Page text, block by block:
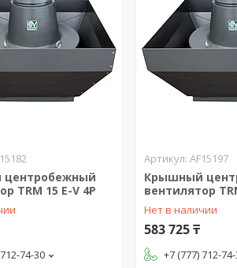
TRM 15 E-V 4P
74-30
AF15197
Крышный
вентилятор
Нет в наличии
583 725 ₸
+7 (777) 712-